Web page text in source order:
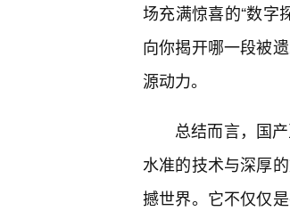
场充满惊喜的“数字
向你揭开哪一段被
源动力。
总结而言，国
水准的技术与深厚
撼世界。它不仅仅